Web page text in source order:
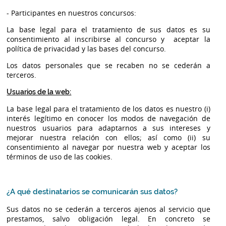
- Participantes en nuestros concursos:
La base legal para el tratamiento de sus datos es su
consentimiento al inscribirse al concurso y aceptar la
política de privacidad y las bases del concurso.
Los datos personales que se recaben no se cederán a
terceros.
Usuarios de la web:
La base legal para el tratamiento de los datos es nuestro (i)
interés legítimo en conocer los modos de navegación de
nuestros usuarios para adaptarnos a sus intereses y
mejorar nuestra relación con ellos; así como (ii) su
consentimiento al navegar por nuestra web y aceptar los
términos de uso de las cookies.
¿A qué destinatarios se comunicarán sus datos?
Sus datos no se cederán a terceros ajenos al servicio que
prestamos, salvo obligación legal. En concreto se